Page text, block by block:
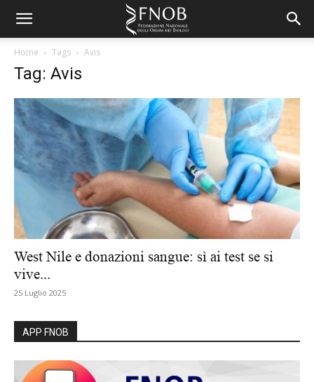
Home Tags Avis
Tag: Avis
West Nile e donazioni sangue: sì ai test se si
vive...
25 Luglio 2025
APP FNOB